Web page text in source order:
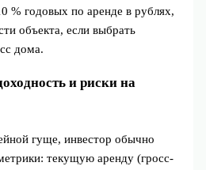
% годовых по аренде в рублях,
объекта, если выбрать
дома.
и риски на
гуще, инвестор обычно
текущую аренду (гросс-